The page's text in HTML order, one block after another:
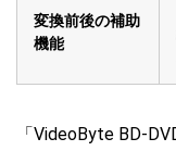
変換前後の補助
機能
「VideoByte BD-